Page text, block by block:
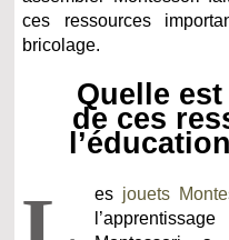
ces ressources
bricolage.
Quelle
de ces
es jouets